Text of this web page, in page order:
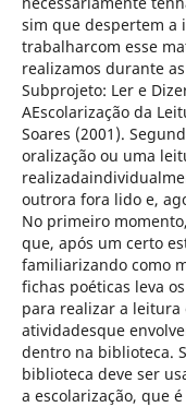
sim que despertem a
trabalharcom esse
realizamos durante
Subprojeto: Ler e
AEscolarização da
Soares (2001).
oralização ou uma
outrora fora lido e,
No primeiro
que, após um certo
familiarizando como
fichas poéticas leva
para realizar a leitura
atividadesque
dentro na biblioteca.
biblioteca deve ser
a escolarização, que